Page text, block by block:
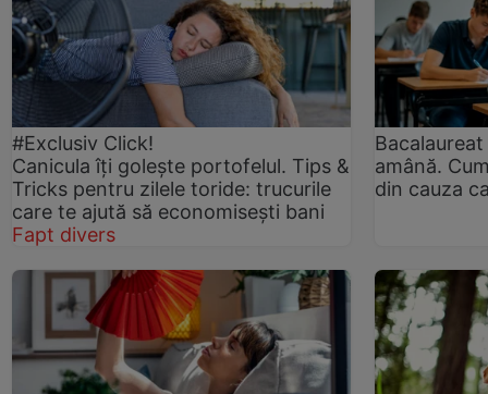
#Exclusiv Click!
Canicula îți golește portofelul. Tips &
Tricks pentru zilele toride: trucurile
care te ajută să economisești bani
Fapt divers
amână.
din cauza